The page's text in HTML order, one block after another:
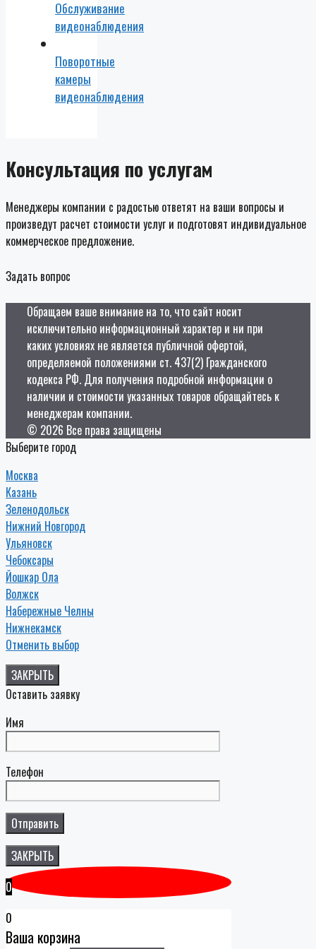
Обслуживание
видеонаблюдения
Поворотные
камеры
видеонаблюдения
Консультация по услугам
Менеджеры компании с радостью ответят на ваши вопросы и
произведут расчет стоимости услуг и подготовят индивидуальное
коммерческое предложение.
Задать вопрос
Обращаем ваше внимание на то, что сайт носит
исключительно информационный характер и ни при
каких условиях не является публичной офертой,
определяемой положениями ст. 437(2) Гражданского
кодекса РФ. Для получения подробной информации о
наличии и стоимости указанных товаров обращайтесь к
менеджерам компании.
© 2026 Все права защищены
Выберите город
Москва
Казань
Зеленодольск
Нижний Новгород
Ульяновск
Чебоксары
Йошкар Ола
Волжск
Набережные Челны
Нижнекамск
Отменить выбор
ЗАКРЫТЬ
Оставить заявку
Имя
Телефон
ЗАКРЫТЬ
0
0
Ваша корзина